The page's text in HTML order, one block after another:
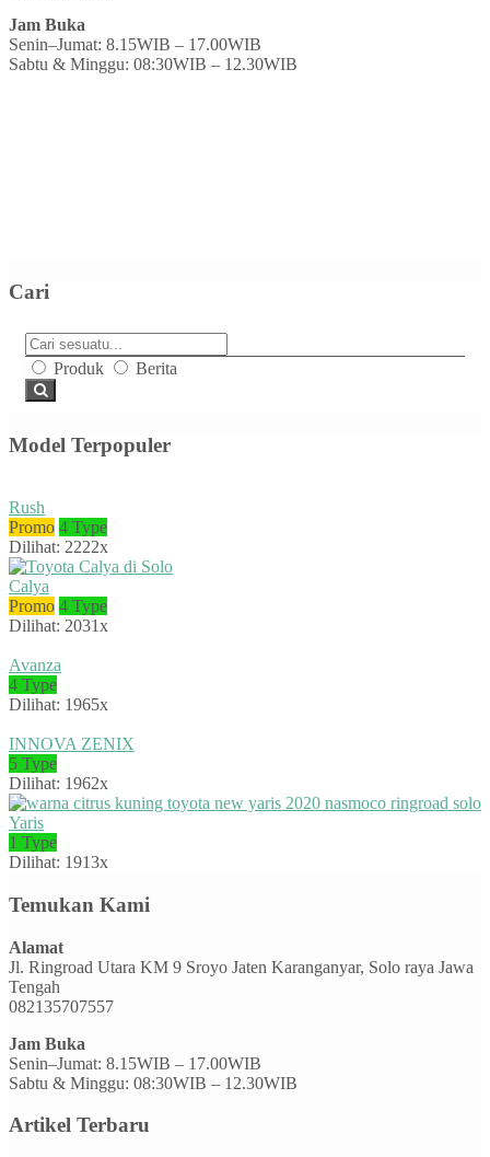
Jam Buka
Senin–Jumat: 8.15WIB – 17.00WIB
Sabtu & Minggu: 08:30WIB – 12.30WIB
Cari
Produk Berita
Model Terpopuler
Rush
Promo 4 Type
Dilihat: 2222x
Calya
Promo 4 Type
Dilihat: 2031x
Avanza
4 Type
Dilihat: 1965x
INNOVA ZENIX
5 Type
Dilihat: 1962x
Yaris
1 Type
Dilihat: 1913x
Temukan Kami
Alamat
Jl. Ringroad Utara KM 9 Sroyo Jaten Karanganyar, Solo raya Jawa
Tengah
082135707557
Jam Buka
Senin–Jumat: 8.15WIB – 17.00WIB
Sabtu & Minggu: 08:30WIB – 12.30WIB
Artikel Terbaru